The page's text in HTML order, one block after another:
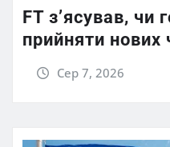
FT зʼясував, чи
прийняти нових
Сер 7, 2026